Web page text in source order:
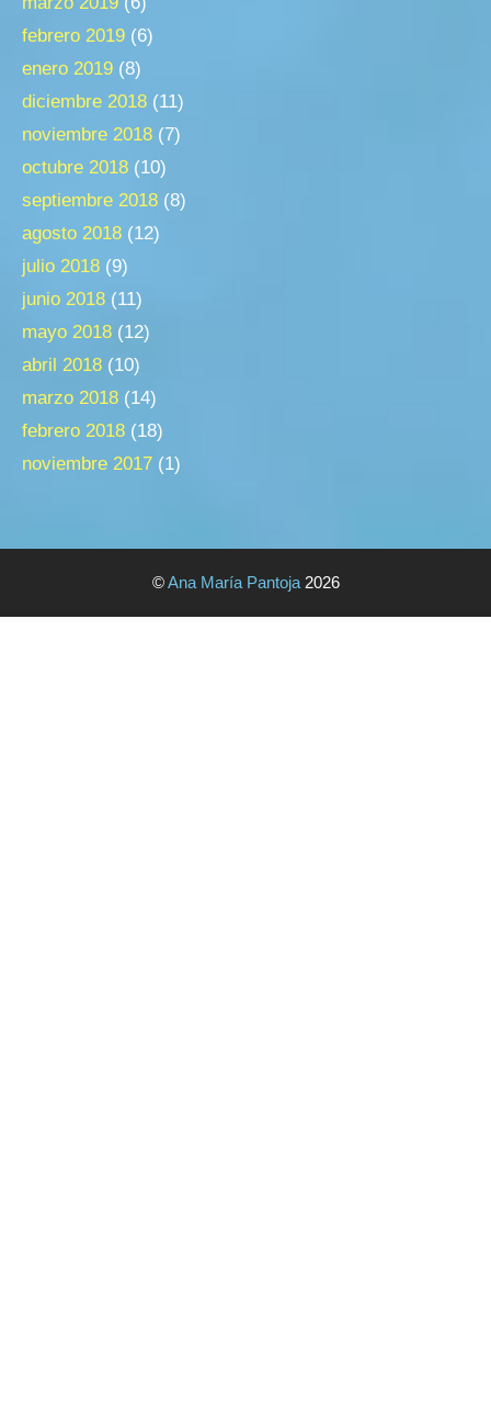
febrero 2019 (6)
enero 2019 (8)
diciembre 2018 (11)
noviembre 2018 (7)
octubre 2018 (10)
septiembre 2018 (8)
agosto 2018 (12)
julio 2018 (9)
junio 2018 (11)
mayo 2018 (12)
abril 2018 (10)
marzo 2018 (14)
febrero 2018 (18)
noviembre 2017 (1)
©Ana María Pantoja2026